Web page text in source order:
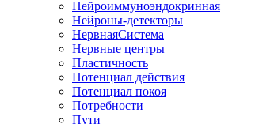
Нейроиммуноэндокринная
Нейроны-детекторы
НервнаяСистема
Нервные центры
Пластичность
Потенциал действия
Потенциал покоя
Потребности
Пути